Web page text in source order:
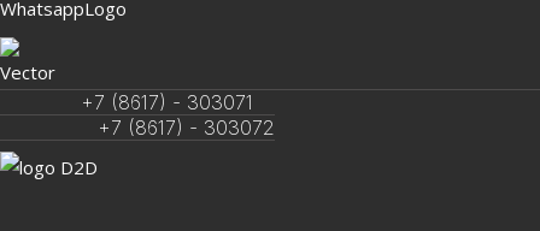
+7 (8617) - 303071
+7 (8617) - 303072